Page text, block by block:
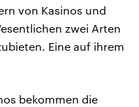
von Kasinos und
zwei Arten
Eine auf ihrem
bekommen die